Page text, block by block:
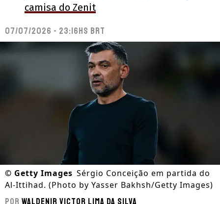
camisa do Zenit
07/07/2026 - 23:16hs BRT
© Getty Images Sérgio Conceição em partida do
Al-Ittihad. (Photo by Yasser Bakhsh/Getty Images)
Por Waldenir Victor Lima Da Silva